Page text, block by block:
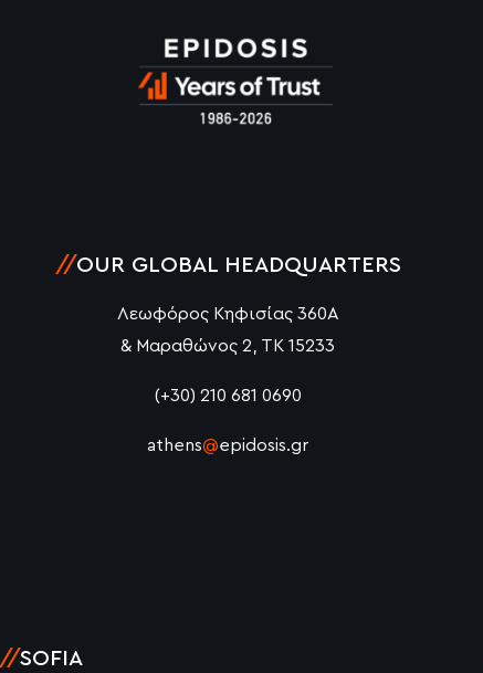
//OUR GLOBAL HEADQUARTERS
Λεωφόρος Κηφισίας 360Α
& Μαραθώνος 2, ΤΚ 15233
(+30) 210 681 0690
athens@epidosis.gr
//SOFIA